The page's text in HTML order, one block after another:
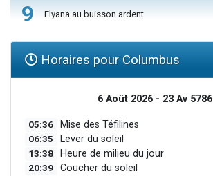
9 Elyana au buisson ardent
Horaires pour Columbus
6 Août 2026 - 23 Av 5786
05:36 Mise des Téfilines
06:35 Lever du soleil
13:38 Heure de milieu du jour
20:39 Coucher du soleil